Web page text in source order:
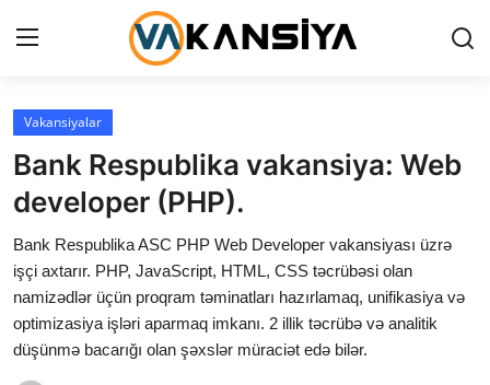
Login
Ana səhifə
Maliyyə
Əlaqə
Xəbərlər
Vakansiyalar
Bank Respublika vakansiya: Web
developer (PHP).
Bank Respublika ASC PHP Web Developer vakansiyası üzrə
işçi axtarır. PHP, JavaScript, HTML, CSS təcrübəsi olan
namizədlər üçün proqram təminatları hazırlamaq, unifikasiya və
optimizasiya işləri aparmaq imkanı. 2 illik təcrübə və analitik
düşünmə bacarığı olan şəxslər müraciət edə bilər.